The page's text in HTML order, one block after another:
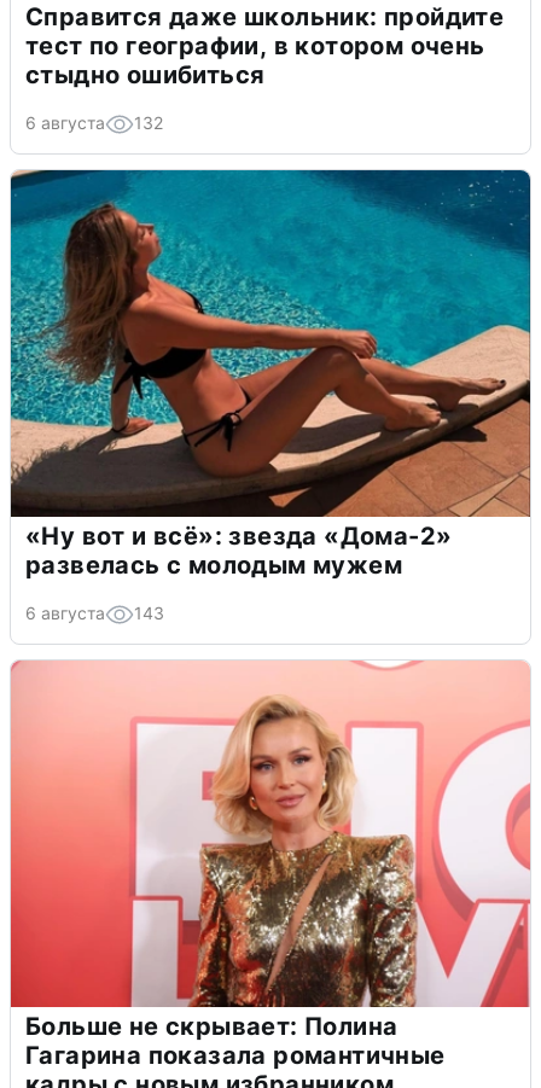
Справится даже школьник: пройдите
тест по географии, в котором очень
стыдно ошибиться
6 августа 132
«Ну вот и всё»: звезда «Дома-2»
развелась с молодым мужем
6 августа 143
Больше не скрывает: Полина
Гагарина показала романтичные